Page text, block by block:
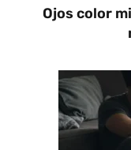
Ojos color